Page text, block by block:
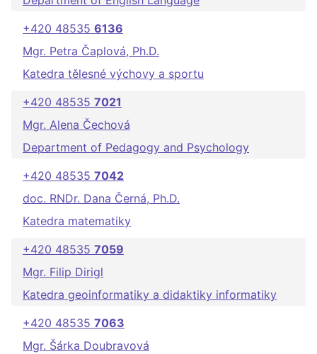
+420 48535 6136
Mgr. Petra Čaplová, Ph.D.
Katedra tělesné výchovy a sportu
+420 48535 7021
Mgr. Alena Čechová
Department of Pedagogy and Psychology
+420 48535 7042
doc. RNDr. Dana Černá, Ph.D.
Katedra matematiky
+420 48535 7059
Mgr. Filip Dirigl
Katedra geoinformatiky a didaktiky informatiky
+420 48535 7063
Mgr. Šárka Doubravová